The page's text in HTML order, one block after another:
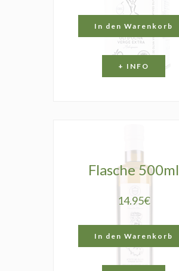
In den Warenkorb
+ INFO
Flasche 500ml
14.95€
In den Warenkorb